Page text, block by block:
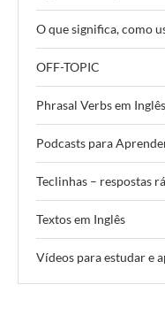
O que significa, como
OFF-TOPIC
Phrasal Verbs em
Podcasts para
Teclinhas – respostas
Textos em Inglês
Vídeos para estudar e